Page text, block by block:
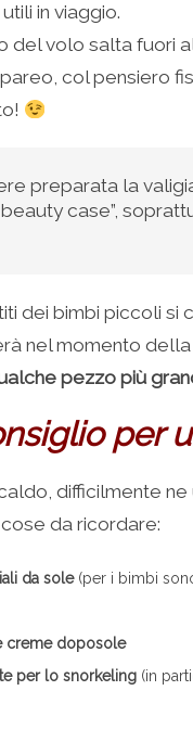
in viaggio.
volo salta fuori
col pensiero
preparata la
case”,
dei bimbi piccoli si
nel momento
pezzo più
per
difficilmente
da ricordare:
da sole (per i bimbi
creme doposole
per lo snorkeling (in